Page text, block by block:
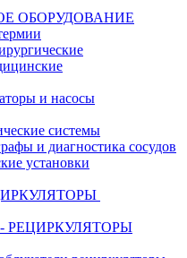
ОБОРУДОВАНИЕ
и насосы
системы
и диагностика сосудов
установки
РЕЦИРКУЛЯТОРЫ